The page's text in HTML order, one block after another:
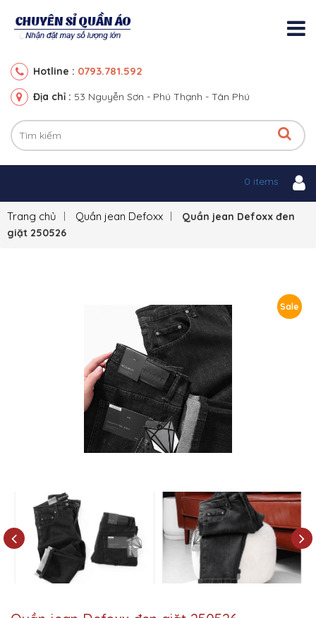
Hotline : 0793.781.592
Địa chỉ : 53 Nguyễn Sơn - Phú Thạnh - Tân Phú
0 items
Trang chủ Quần jean Defoxx
Quần jean Defoxx đen
giặt 250526
Sale